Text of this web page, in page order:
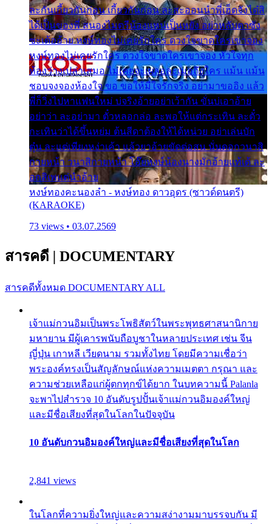
ละกันเกี้ยวกันก่อน เกี้ยวกันก่อน ละสะออนนำพี่เฮ็ดจังได๋สิ
ได้เป็นของพี่ สนองไมตรีน้องแหน่เป็นหยัง อย่าหลับตาซัง
ซะเด้ออ้าย หงษ์ทองไม่เคยรักใคร ดวงใจขาดใครเขาจอง
หงษ์ทองไม่เคยรักใคร ดวงใจขาดใครเขาจอง หัวใจทุก
ห้องว่างเปล่าเสมอ ไม่เคยจะเผลอละเมอถึงใคร แม้น แม้น
ชอบจงจองห้องใจ ขอ ขอให้มีใจรักจริง อย่ามาขออิง แล้ว
พี่ก็วิ่งไปหาแฟนใหม่ บ่จริงอ้ายอย่าเว้ากัน ขั่นบ่เอาอ้าย
อย่าว่า ละอย่ามา ตั๋วหลอกล่อ ละพอให้แต่กระเทิน ละตั๋ว
กะเทินว่าได้ขึ้นหย่ม ต้นสีดาต้องให้ได้หน่วย อย่าเล่นบัก
ตุ๋น ละแต่เพียงหง่าเค้า แล้วยาอ้ายขัดต่อสน นั่นดอกวนาสิ
กายหน้า วนาสิกายหน้า โอ๊ยหงษ์น้องนางมักอ้ายแท้เด้ ละ
อกสิเพแต่นำอ้าย
หงษ์ทองคะนองลำ - หงษ์ทอง ดาวอุดร (ซาวด์ดนตรี)
(KARAOKE)
73 views • 03.07.2569
สารคดี | DOCUMENTARY
สารคดีทั้งหมด DOCUMENTARY ALL
เจ้าแม่กวนอิมเป็นพระโพธิสัตว์ในพระพุทธศาสนานิกาย
มหายาน มีผู้เคารพนับถือบูชาในหลายประเทศ เช่น จีน
ญี่ปุ่น เกาหลี เวียดนาม รวมทั้งไทย โดยมีความเชื่อว่า
พระองค์ทรงเป็นสัญลักษณ์แห่งความเมตตา กรุณา และ
ความช่วยเหลือแก่ผู้ตกทุกข์ได้ยาก ในบทความนี้ Palanla
จะพาไปสำรวจ 10 อันดับรูปปั้นเจ้าแม่กวนอิมองค์ใหญ่
และมีชื่อเสียงที่สุดในโลกในปัจจุบัน
10 อันดับกวนอิมองค์ใหญ่และมีชื่อเสียงที่สุดในโลก
2,841 views
ในโลกที่ความยิ่งใหญ่และความสง่างามมาบรรจบกัน มี